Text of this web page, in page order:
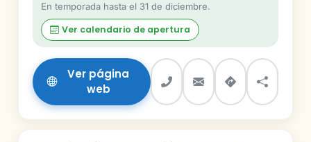
En temporada hasta el 31 de diciembre.
Ver calendario de apertura
Ver página
web